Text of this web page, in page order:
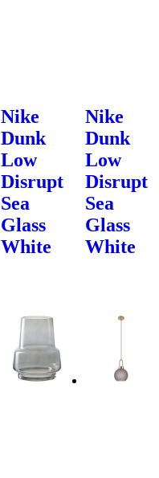
Nike
Dunk
Low
Disrupt
Sea
Glass
White
Nike
Dunk
Low
Disrupt
Sea
Glass
White